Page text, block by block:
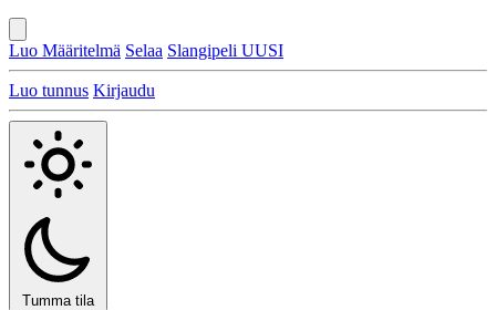
Luo Määritelmä Selaa Slangipeli UUSI
Luo tunnus Kirjaudu
Tumma tila